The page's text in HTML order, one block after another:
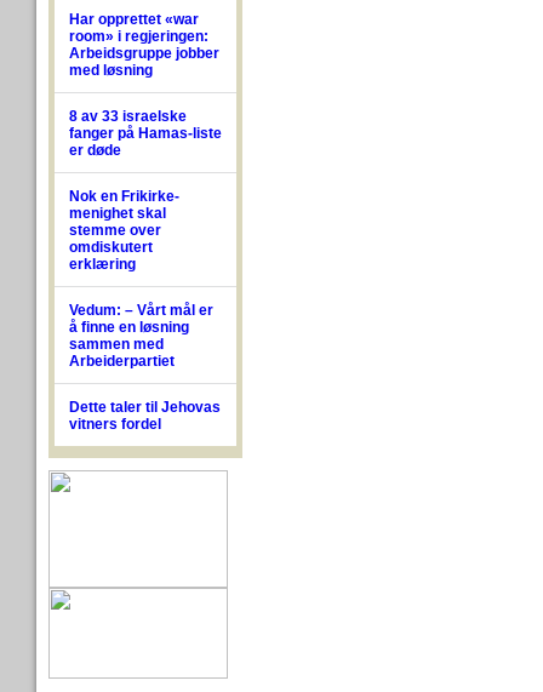
Har opprettet «war
room» i regjeringen:
Arbeidsgruppe jobber
med løsning
8 av 33 israelske
fanger på Hamas-liste
er døde
Nok en Frikirke-
menighet skal
stemme over
omdiskutert
erklæring
Vedum: – Vårt mål er
å finne en løsning
sammen med
Arbeiderpartiet
Dette taler til Jehovas
vitners fordel